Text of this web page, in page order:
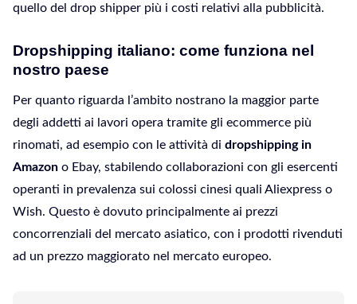
quello del drop shipper più i costi relativi alla pubblicità.
Dropshipping italiano: come funziona nel
nostro paese
Per quanto riguarda l’ambito nostrano la maggior parte
degli addetti ai lavori opera tramite gli ecommerce più
rinomati, ad esempio con le attività di dropshipping in
Amazon o Ebay, stabilendo collaborazioni con gli esercenti
operanti in prevalenza sui colossi cinesi quali Aliexpress o
Wish. Questo è dovuto principalmente ai prezzi
concorrenziali del mercato asiatico, con i prodotti rivenduti
ad un prezzo maggiorato nel mercato europeo.